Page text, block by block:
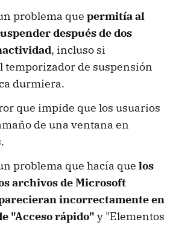
problema que permitía al
después de dos
, incluso si
temporizador de suspensión
durmiera.
que impide que los usuarios
de una ventana en
problema que hacía que los
archivos de Microsoft
incorrectamente en
"Acceso rápido" y "Elementos